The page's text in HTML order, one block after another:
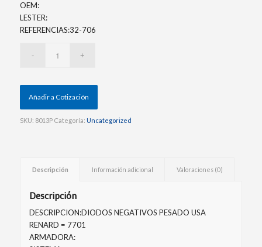
OEM:
LESTER:
REFERENCIAS:32-706
Añadir a Cotización
SKU: 8013P Categoría: Uncategorized
Descripción Información adicional Valoraciones (0)
Descripción
DESCRIPCION:DIODOS NEGATIVOS PESADO USA
RENARD = 7701
ARMADORA: